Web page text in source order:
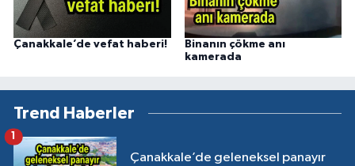
Çanakkale’de vefat haberi!
Binanın çökme anı
kamerada
Trend Haberler
Çanakkale’de geleneksel panayır